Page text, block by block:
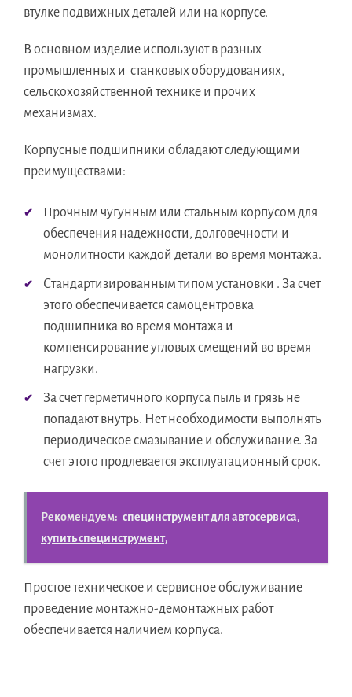
втулке подвижных деталей или на корпусе.
В основном изделие используют в разных
промышленных и станковых оборудованиях,
сельскохозяйственной технике и прочих
механизмах.
Корпусные подшипники обладают следующими
преимуществами:
Прочным чугунным или стальным корпусом для
обеспечения надежности, долговечности и
монолитности каждой детали во время монтажа.
Стандартизированным типом установки . За счет
этого обеспечивается самоцентровка
подшипника во время монтажа и
компенсирование угловых смещений во время
нагрузки.
За счет герметичного корпуса пыль и грязь не
попадают внутрь. Нет необходимости выполнять
периодическое смазывание и обслуживание. За
счет этого продлевается эксплуатационный срок.
Рекомендуем: специнструмент для автосервиса,
купить специнструмент,
Простое техническое и сервисное обслуживание
проведение монтажно-демонтажных работ
обеспечивается наличием корпуса.